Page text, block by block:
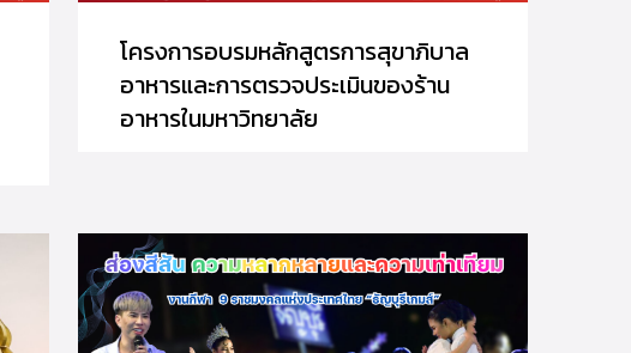
โครงการอบรมหลักสูตรการสุขาภิบาล
อาหารและการตรวจประเมินของร้าน
อาหารในมหาวิทยาลัย